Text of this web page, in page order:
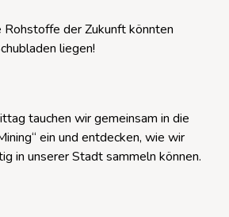
der Zukunft könnten
liegen!
tauchen wir gemeinsam in die
ein und entdecken, wie wir
in unserer Stadt sammeln können.